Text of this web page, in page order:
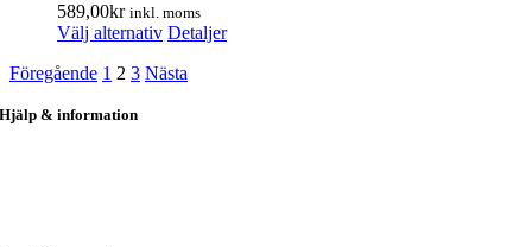
produktsidan
De
olika
alternativen
589,00kr inkl. moms
Välj alternativ Den
produkten
Detaljer
Föregående 1 2 3 Nästa
Hjälp & information